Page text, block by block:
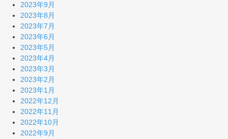
2023年9月
2023年8月
2023年7月
2023年6月
2023年5月
2023年4月
2023年3月
2023年2月
2023年1月
2022年12月
2022年11月
2022年10月
2022年9月